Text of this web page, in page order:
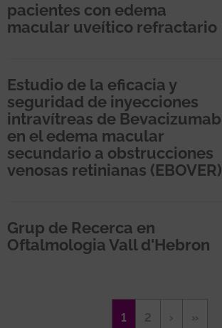
pacientes con edema
macular uveítico refractario
Estudio de la eficacia y
seguridad de inyecciones
intravítreas de Bevacizumab
en el edema macular
secundario a obstrucciones
venosas retinianas (EBOVER)
Grup de Recerca en
Oftalmologia Vall d'Hebron
Pàgina
1 Page
2
Pàgina
›
Última
»